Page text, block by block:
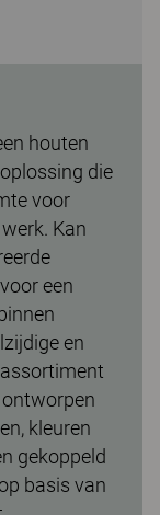
houten
die
voor
Kan
een
en
kleuren
gekoppeld
basis van